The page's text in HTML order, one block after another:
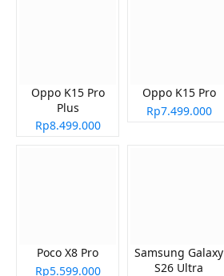
Oppo K15 Pro
Plus
Rp8.499.000
Oppo K15 Pro
Rp7.499.000
Poco X8 Pro
Rp5.599.000
Samsung Galaxy
S26 Ultra